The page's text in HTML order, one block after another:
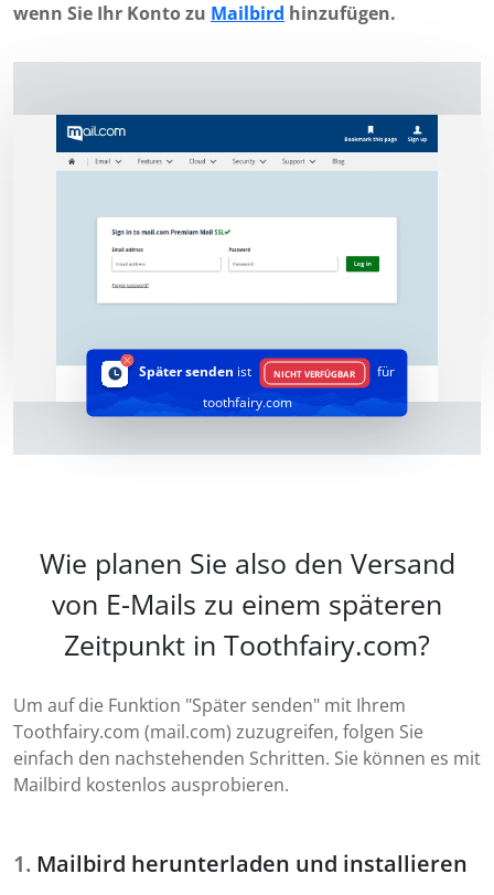
wenn Sie Ihr Konto zu Mailbird hinzufügen.
Später senden ist NICHT VERFÜGBAR
für
toothfairy.com
Wie planen Sie also den Versand
von E-Mails zu einem späteren
Zeitpunkt in Toothfairy.com?
Um auf die Funktion "Später senden" mit Ihrem
Toothfairy.com (mail.com) zuzugreifen, folgen Sie
einfach den nachstehenden Schritten. Sie können es mit
Mailbird kostenlos ausprobieren.
Mailbird herunterladen und installieren